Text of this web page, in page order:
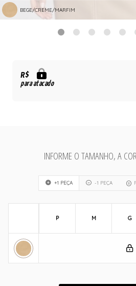
BEGE/CREME/MARFIM
R$
para atacado
INFORME O TAMANHO, A
+1 PEÇA -1 PEÇA
P M G